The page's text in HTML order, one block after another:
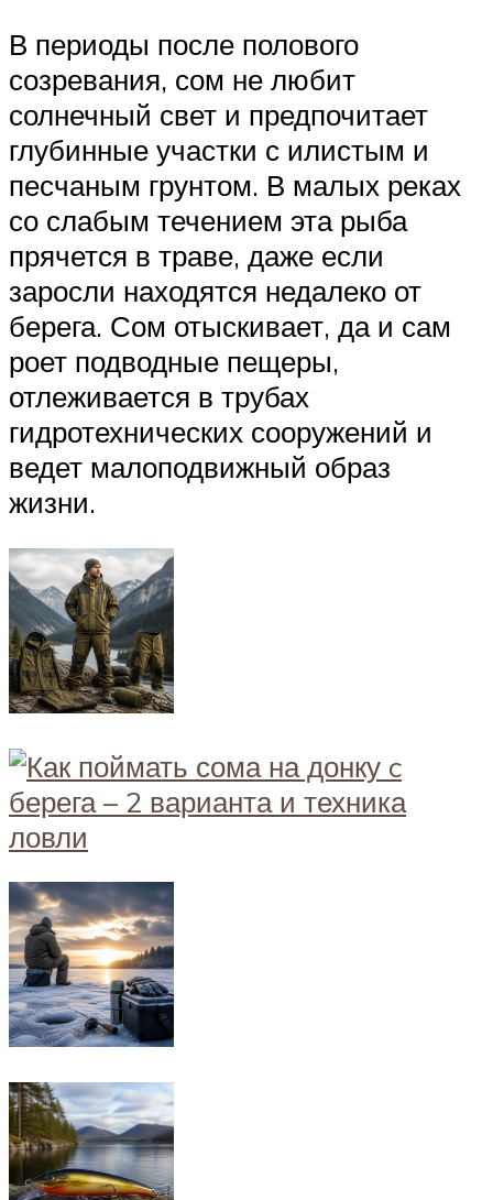
В периоды после полового
созревания, сом не любит
солнечный свет и предпочитает
глубинные участки с илистым и
песчаным грунтом. В малых реках
со слабым течением эта рыба
прячется в траве, даже если
заросли находятся недалеко от
берега. Сом отыскивает, да и сам
роет подводные пещеры,
отлеживается в трубах
гидротехнических сооружений и
ведет малоподвижный образ
жизни.